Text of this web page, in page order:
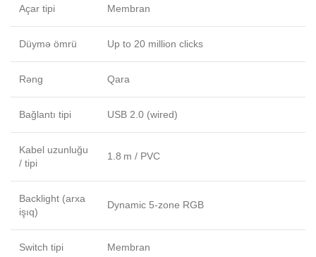
Açar tipi Membran
Düymə ömrü Up to 20 million clicks
Rəng Qara
Bağlantı tipi USB 2.0 (wired)
Kabel uzunluğu
/ tipi
1.8 m / PVC
Backlight (arxa
işıq)
Dynamic 5-zone RGB
Switch tipi Membran